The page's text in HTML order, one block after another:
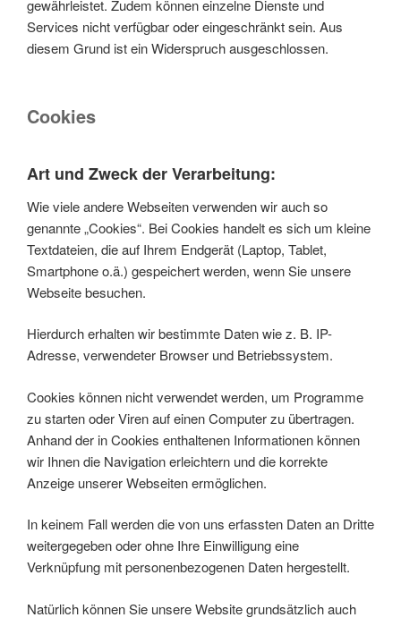
gewährleistet. Zudem können einzelne Dienste und
Services nicht verfügbar oder eingeschränkt sein. Aus
diesem Grund ist ein Widerspruch ausgeschlossen.
Cookies
Art und Zweck der Verarbeitung:
Wie viele andere Webseiten verwenden wir auch so
genannte „Cookies“. Bei Cookies handelt es sich um kleine
Textdateien, die auf Ihrem Endgerät (Laptop, Tablet,
Smartphone o.ä.) gespeichert werden, wenn Sie unsere
Webseite besuchen.
Hierdurch erhalten wir bestimmte Daten wie z. B. IP-
Adresse, verwendeter Browser und Betriebssystem.
Cookies können nicht verwendet werden, um Programme
zu starten oder Viren auf einen Computer zu übertragen.
Anhand der in Cookies enthaltenen Informationen können
wir Ihnen die Navigation erleichtern und die korrekte
Anzeige unserer Webseiten ermöglichen.
In keinem Fall werden die von uns erfassten Daten an Dritte
weitergegeben oder ohne Ihre Einwilligung eine
Verknüpfung mit personenbezogenen Daten hergestellt.
Natürlich können Sie unsere Website grundsätzlich auch